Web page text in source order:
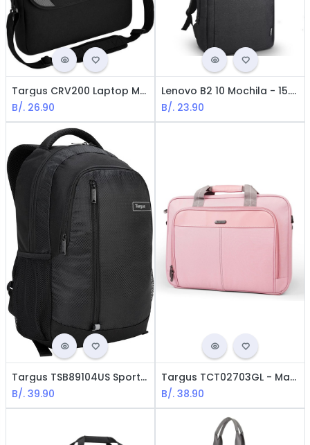
Targus CRV200 Laptop Maletín / 15.6" / Negro
B/. 26.90
Lenovo B2 10 Mochila - 15.6" / Poliéster / Negra
B/. 23.90
Targus TSB89104US Sport - Laptop Backpack / 15.6" / Negro
B/. 39.90
Targus TCT02703GL - Maletín Clásico para Laptop / 15.6" / Rosado
B/. 38.90